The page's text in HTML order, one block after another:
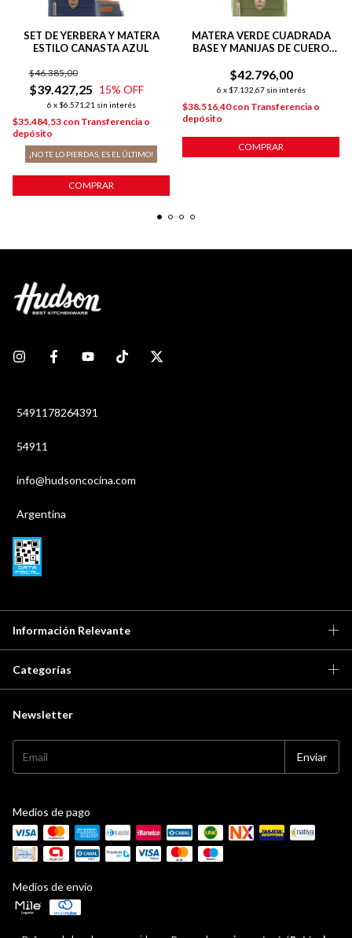
SET DE YERBERA Y MATERA
ESTILO CANASTA AZUL
$39.427,25
$46.385,00
15% OFF
6 x $6.571,21 sin interés
$35.484,53 con Transferencia o
depósito
¡NO TE LO PIERDAS, ES EL ÚLTIMO!
COMPRAR
MATERA VERDE CUADRADA
BASE Y MANIJAS DE CUERO
REFORZADAS
$42.796,00
6 x $7.132,67 sin interés
$38.516,40con Transferencia o
depósito
COMPRAR
5491178264391
54911
info@hudsoncocina.com
Argentina
Información Relevante
Categorías
Newsletter
Medios de pago
Medios de envío